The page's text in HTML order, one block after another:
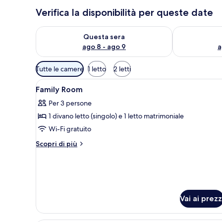
Verifica la disponibilità per queste date
Questa sera
ago 8 - ago 9
Verifica la disponibilità per questa sera, ago 8 - ago 9
Verifica la
Filtri
disponibili
per
camere
Tutte le camere 1 letto 2 letti
Apri
tutte
le
foto
per
Family
Biancheria da letto
6
Family Room
Per 3 persone
1 divano letto (singolo) e 1 letto matrimoniale
Wi-Fi gratuito
Scopri di più
Altri
Vai ai